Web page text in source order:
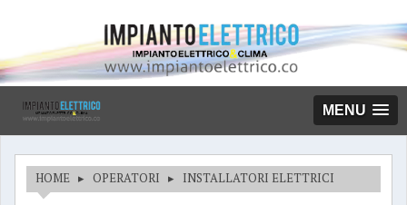
MENU
HOME ▸ OPERATORI ▸ INSTALLATORI ELETTRICI